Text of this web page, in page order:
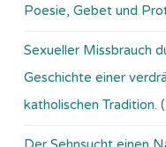
Poesie, Gebet und
Sexueller Missbrauch
Geschichte einer
katholischen Tradition.